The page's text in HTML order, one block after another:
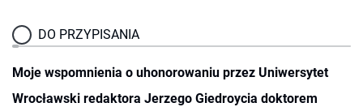
DO PRZYPISANIA
Moje wspomnienia o uhonorowaniu przez Uniwersytet
Wrocławski redaktora Jerzego Giedroycia doktorem